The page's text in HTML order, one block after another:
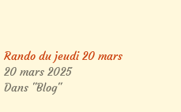
Rando du jeudi 20 mars
20 mars 2025
Dans "Blog"